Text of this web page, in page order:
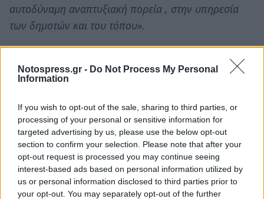
Notospress.gr - Do Not Process My Personal
Information
If you wish to opt-out of the sale, sharing to third parties, or
processing of your personal or sensitive information for
targeted advertising by us, please use the below opt-out
section to confirm your selection. Please note that after your
opt-out request is processed you may continue seeing
interest-based ads based on personal information utilized by
us or personal information disclosed to third parties prior to
your opt-out. You may separately opt-out of the further
αυτοδύναμη αναπτυξιακή πορεία , στην υπηρεσία
των δημοτών και του τόπου».
TAGS: ΑΥΤΟΔΙΟΙΚΗΣΗ